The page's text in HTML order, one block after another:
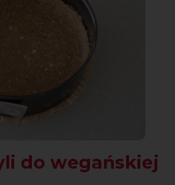
do wegańskiej